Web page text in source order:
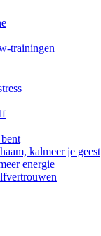
trainingen
kalmeer je geest
energie